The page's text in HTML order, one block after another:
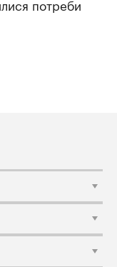
потреби